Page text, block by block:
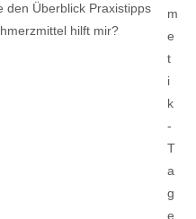
den Überblick Praxistipps
hilft mir?